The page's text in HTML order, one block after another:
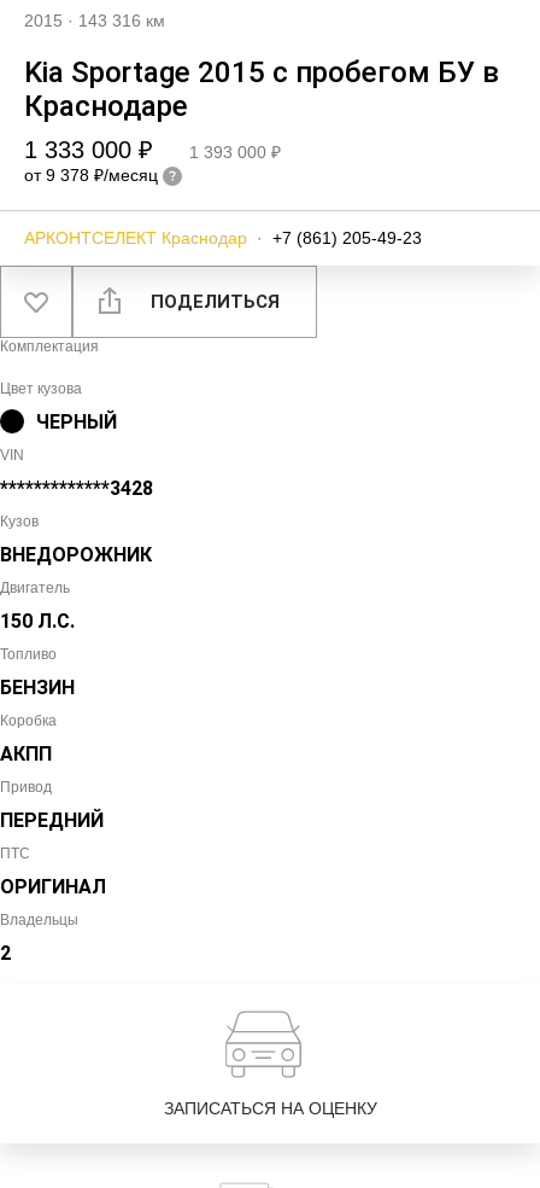
2015 · 143 316 км
Kia Sportage 2015 с пробегом БУ в
Краснодаре
1 333 000 ₽
1 393 000 ₽
от 9 378 ₽/месяц
АРКОНТСЕЛЕКТ Краснодар · +7 (861) 205-49-23
ПОДЕЛИТЬСЯ
Комплектация
Цвет кузова
ЧЕРНЫЙ
VIN
*************3428
Кузов
ВНЕДОРОЖНИК
Двигатель
150 Л.С.
Топливо
БЕНЗИН
Коробка
АКПП
Привод
ПЕРЕДНИЙ
ПТС
ОРИГИНАЛ
Владельцы
2
ЗАПИСАТЬСЯ НА ОЦЕНКУ